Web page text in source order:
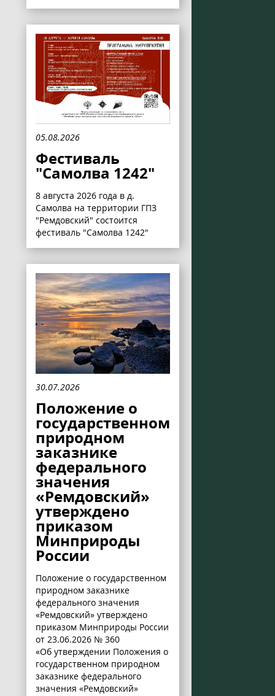
05.08.2026
Фестиваль
"Самолва 1242"
8 августа 2026 года в д.
Самолва на территории ГПЗ
"Ремдовский" состоится
фестиваль "Самолва 1242"
30.07.2026
Положение о
государственном
природном
заказнике
федерального
значения
«Ремдовский»
утверждено
приказом
Минприроды
России
Положение о государственном
природном заказнике
федерального значения
«Ремдовский» утверждено
приказом Минприроды России
от 23.06.2026 № 360
«Об утверждении Положения о
государственном природном
заказнике федерального
значения «Ремдовский»